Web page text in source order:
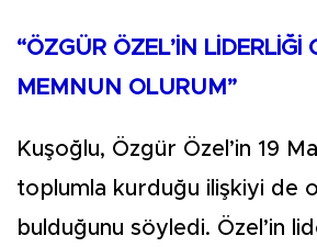
“ÖZGÜR ÖZEL’İN LİDERLİĞİ
MEMNUN OLURUM”
Kuşoğlu, Özgür Özel’in 19
toplumla kurduğu ilişkiyi de
bulduğunu söyledi. Özel’in